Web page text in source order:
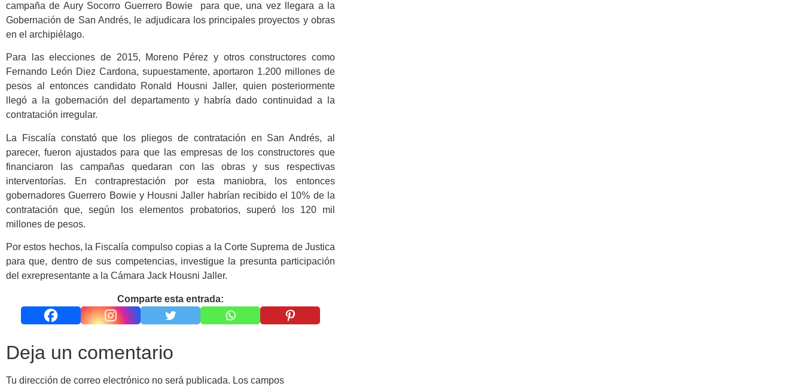
campaña de Aury Socorro Guerrero Bowie para que, una vez llegara a la
Gobernación de San Andrés, le adjudicara los principales proyectos y obras
en el archipiélago.
Para las elecciones de 2015, Moreno Pérez y otros constructores como
Fernando León Diez Cardona, supuestamente, aportaron 1.200 millones de
pesos al entonces candidato Ronald Housni Jaller, quien posteriormente
llegó a la gobernación del departamento y habría dado continuidad a la
contratación irregular.
La Fiscalía constató que los pliegos de contratación en San Andrés, al
parecer, fueron ajustados para que las empresas de los constructores que
financiaron las campañas quedaran con las obras y sus respectivas
interventorías. En contraprestación por esta maniobra, los entonces
gobernadores Guerrero Bowie y Housni Jaller habrían recibido el 10% de la
contratación que, según los elementos probatorios, superó los 120 mil
millones de pesos.
Por estos hechos, la Fiscalía compulso copias a la Corte Suprema de Justica
para que, dentro de sus competencias, investigue la presunta participación
del exrepresentante a la Cámara Jack Housni Jaller.
Comparte esta entrada:
Deja un comentario
Tu dirección de correo electrónico no será publicada. Los campos